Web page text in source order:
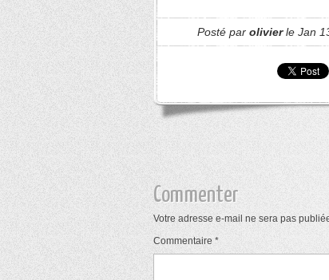
Posté par olivierle Jan
Commenter
Votre adresse e-mail ne sera pas
Commentaire *